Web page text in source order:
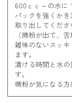
600ｃｃ～の水に
パックを強くか
取り出してくださ
（微粉が出て、
雑味のないスッ
ます。
漬ける時間と水
す。
微粉が気になる方